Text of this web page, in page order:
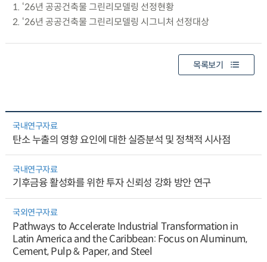
1. ‘26년 공공건축물 그린리모델링 선정현황
2. ‘26년 공공건축물 그린리모델링 시그니처 선정대상
목록보기
국내연구자료
탄소 누출의 영향 요인에 대한 실증분석 및 정책적 시사점
국내연구자료
기후금융 활성화를 위한 투자 신뢰성 강화 방안 연구
국외연구자료
Pathways to Accelerate Industrial Transformation in
Latin America and the Caribbean: Focus on Aluminum,
Cement, Pulp & Paper, and Steel